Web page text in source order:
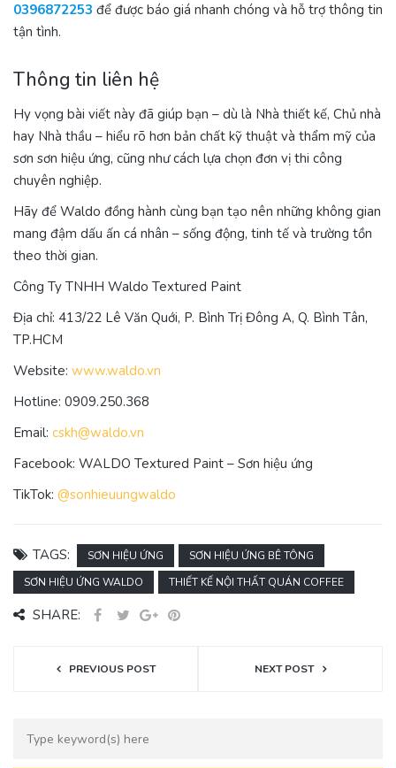
0396872253 để được báo giá nhanh chóng và hỗ trợ thông tin
tận tình.
Thông tin liên hệ
Hy vọng bài viết này đã giúp bạn – dù là Nhà thiết kế, Chủ nhà
hay Nhà thầu – hiểu rõ hơn bản chất kỹ thuật và thẩm mỹ của
sơn sơn hiệu ứng, cũng như cách lựa chọn đơn vị thi công
chuyên nghiệp.
Hãy để Waldo đồng hành cùng bạn tạo nên những không gian
mang đậm dấu ấn cá nhân – sống động, tinh tế và trường tồn
theo thời gian.
Công Ty TNHH Waldo Textured Paint
Địa chỉ: 413/22 Lê Văn Quới, P. Bình Trị Đông A, Q. Bình Tân,
TP.HCM
Website: www.waldo.vn
Hotline: 0909.250.368
Email: cskh@waldo.vn
Facebook: WALDO Textured Paint – Sơn hiệu ứng
TikTok: @sonhieuungwaldo
TAGS: SƠN HIỆU ỨNG
SƠN HIỆU ỨNG BÊ TÔNG
SƠN HIỆU ỨNG WALDO
THIẾT KẾ NỘI THẤT QUÁN COFFEE
SHARE:
PREVIOUS POST NEXT POST